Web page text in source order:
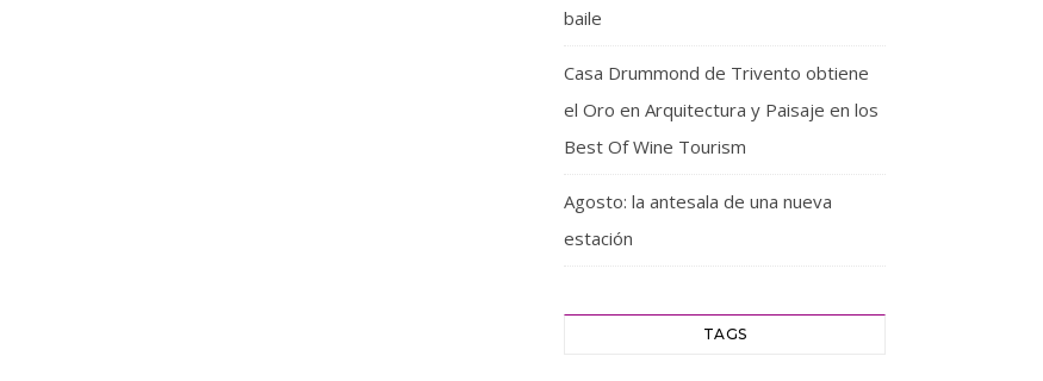
baile
Casa Drummond de Trivento obtiene
el Oro en Arquitectura y Paisaje en los
Best Of Wine Tourism
Agosto: la antesala de una nueva
estación
TAGS